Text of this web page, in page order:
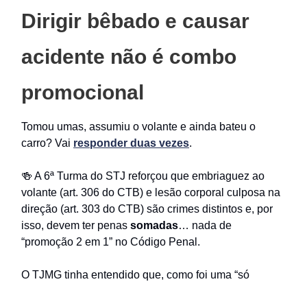
Dirigir bêbado e causar
acidente não é combo
promocional
Tomou umas, assumiu o volante e ainda bateu o
carro? Vai responder duas vezes.
🍻 A 6ª Turma do STJ reforçou que embriaguez ao
volante (art. 306 do CTB) e lesão corporal culposa na
direção (art. 303 do CTB) são crimes distintos e, por
isso, devem ter penas somadas… nada de
“promoção 2 em 1” no Código Penal.
O TJMG tinha entendido que, como foi uma “só